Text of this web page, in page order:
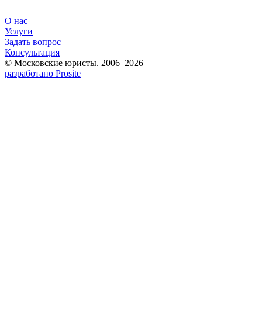
О нас
Услуги
Задать вопрос
Консультация
© Московские юристы. 2006–2026
разработано Prosite